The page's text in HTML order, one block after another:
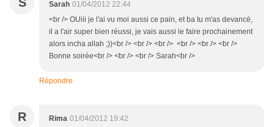
Sarah 01/04/2012 22:44
<br /> OUiii je l'ai vu moi aussi ce pain, et ba tu m'as devancé,
il a l'air super bien réussi, je vais aussi le faire prochainement
alors incha allah ;))<br /> <br /> <br /> <br /> <br /> <br />
Bonne soirée<br /> <br /> <br /> Sarah<br />
Répondre
R Rima 01/04/2012 19:42